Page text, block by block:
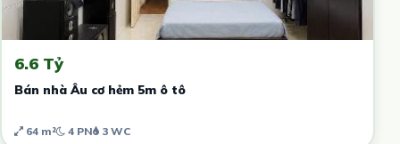
6.6 Tỷ
Bán nhà Âu cơ hẻm 5m ô tô
64 m² 4 PN 3 WC